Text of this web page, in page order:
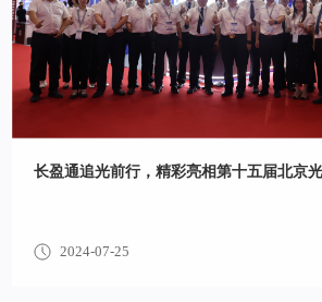
长盈通追光前行，精彩亮相第十五届北京
2024-07-25